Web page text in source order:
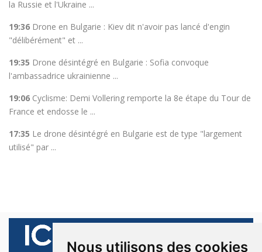
Nous utilisons des cookies
la Russie et l'Ukraine ...
19:36 Drone en Bulgarie : Kiev dit n'avoir pas lancé d'engin
"délibérément" et ...
19:35 Drone désintégré en Bulgarie : Sofia convoque
l'ambassadrice ukrainienne ...
19:06 Cyclisme: Demi Vollering remporte la 8e étape du Tour de
France et endosse le ...
17:35 Le drone désintégré en Bulgarie est de type "largement
utilisé" par ...